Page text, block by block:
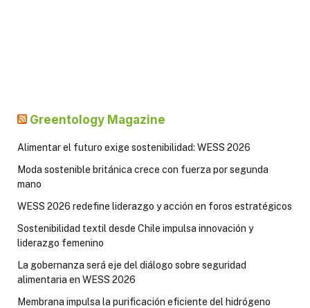
Greentology Magazine
Alimentar el futuro exige sostenibilidad: WESS 2026
Moda sostenible británica crece con fuerza por segunda
mano
WESS 2026 redefine liderazgo y acción en foros estratégicos
Sostenibilidad textil desde Chile impulsa innovación y
liderazgo femenino
La gobernanza será eje del diálogo sobre seguridad
alimentaria en WESS 2026
Membrana impulsa la purificación eficiente del hidrógeno